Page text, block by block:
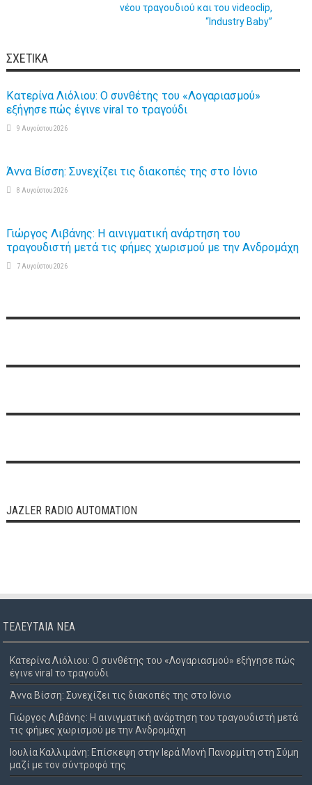
νέου τραγουδιού και του videoclip,
“Industry Baby”
ΣΧΕΤΙΚΆ
Κατερίνα Λιόλιου: Ο συνθέτης του «Λογαριασμού»
εξήγησε πώς έγινε viral το τραγούδι
9 Αυγούστου 2026
Άννα Βίσση: Συνεχίζει τις διακοπές της στο Ιόνιο
8 Αυγούστου 2026
Γιώργος Λιβάνης: Η αινιγματική ανάρτηση του
τραγουδιστή μετά τις φήμες χωρισμού με την Ανδρομάχη
7 Αυγούστου 2026
JAZLER RADIO AUTOMATION
ΤΕΛΕΥΤΑΊΑ ΝΈΑ
Κατερίνα Λιόλιου: Ο συνθέτης του «Λογαριασμού» εξήγησε πώς
έγινε viral το τραγούδι
Άννα Βίσση: Συνεχίζει τις διακοπές της στο Ιόνιο
Γιώργος Λιβάνης: Η αινιγματική ανάρτηση του τραγουδιστή μετά
τις φήμες χωρισμού με την Ανδρομάχη
Ιουλία Καλλιμάνη: Επίσκεψη στην Ιερά Μονή Πανορμίτη στη Σύμη
μαζί με τον σύντροφό της